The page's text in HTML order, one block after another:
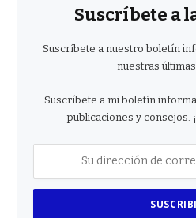
Suscríbete a
Suscríbete a nuestro boletín
nuestras
Suscríbete a mi boletín
publicaciones y consejos.